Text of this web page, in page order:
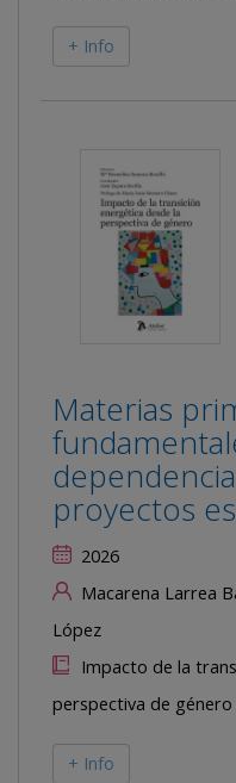
+ Info
Materias
proyectos
2026
Macarena Larrea
López
Impacto de la
perspectiva de género
+ Info